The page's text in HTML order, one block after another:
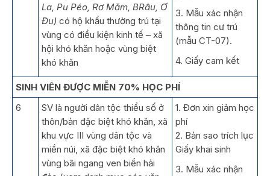
La, Pu Péo, Rơ Măm, BRâu, Ơ
Đu) có hộ khẩu thường trú tại
vùng có điều kiện kinh tế – xã
hội khó khăn hoặc vùng biệt
khó khăn
3. Mẫu xác nhận
thông tin cư trú
(mẫu CT-07).
4. Giấy cam kết
SINH VIÊN ĐƯỢC MIỄN 70% HỌC PHÍ
6
SV là người dân tộc thiểu số ở
thôn/bản đặc biệt khó khăn, xã
khu vực III vùng dân tộc và
miền núi, xã đặc biệt khó khăn
vùng bãi ngang ven biển hải
1. Đơn xin giảm học
phí
2. Bản sao trích lục
Giấy khai sinh
3. Mẫu xác nhận